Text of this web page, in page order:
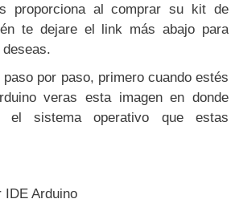
proporciona al comprar su kit de
te dejare el link más abajo para
por paso, primero cuando estés
veras esta imagen en donde
el sistema operativo que estas